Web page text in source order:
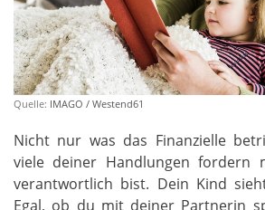
Quelle: IMAGO / Westend61
Nicht nur was das Finanzielle
viele deiner Handlungen fordern
verantwortlich bist. Dein Kind
Egal, ob du mit deiner Partnerin